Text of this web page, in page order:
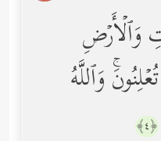
وَٱلۡأَرۡضِ
وَٱللَّهُ
﴿٤﴾